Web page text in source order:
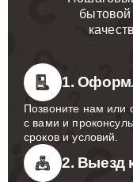
бытовой
1.
Позвоните нам или
с вами и
сроков и условий.
2. Выезд